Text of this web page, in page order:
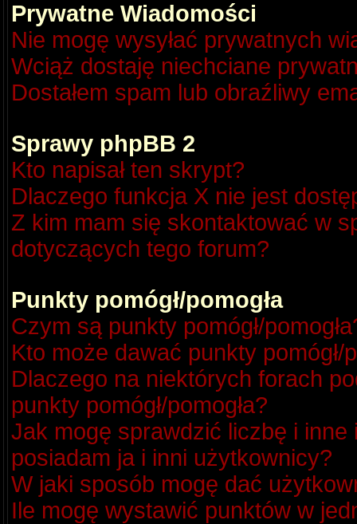
Prywatne Wiadomości
Nie mogę wysyłać prywatnych
Wciąż dostaję niechciane
Dostałem spam lub obraźliwy
Sprawy phpBB 2
Kto napisał ten skrypt?
Dlaczego funkcja X nie jest
Z kim mam się skontaktować w
dotyczących tego forum?
Punkty pomógł/pomogła
Czym są punkty pomógł/
Kto może dawać punkty pomógł/
Dlaczego na niektórych forach
punkty pomógł/pomogła?
Jak mogę sprawdzić liczbę i
posiadam ja i inni użytkownicy?
W jaki sposób mogę dać
Ile mogę wystawić punktów w